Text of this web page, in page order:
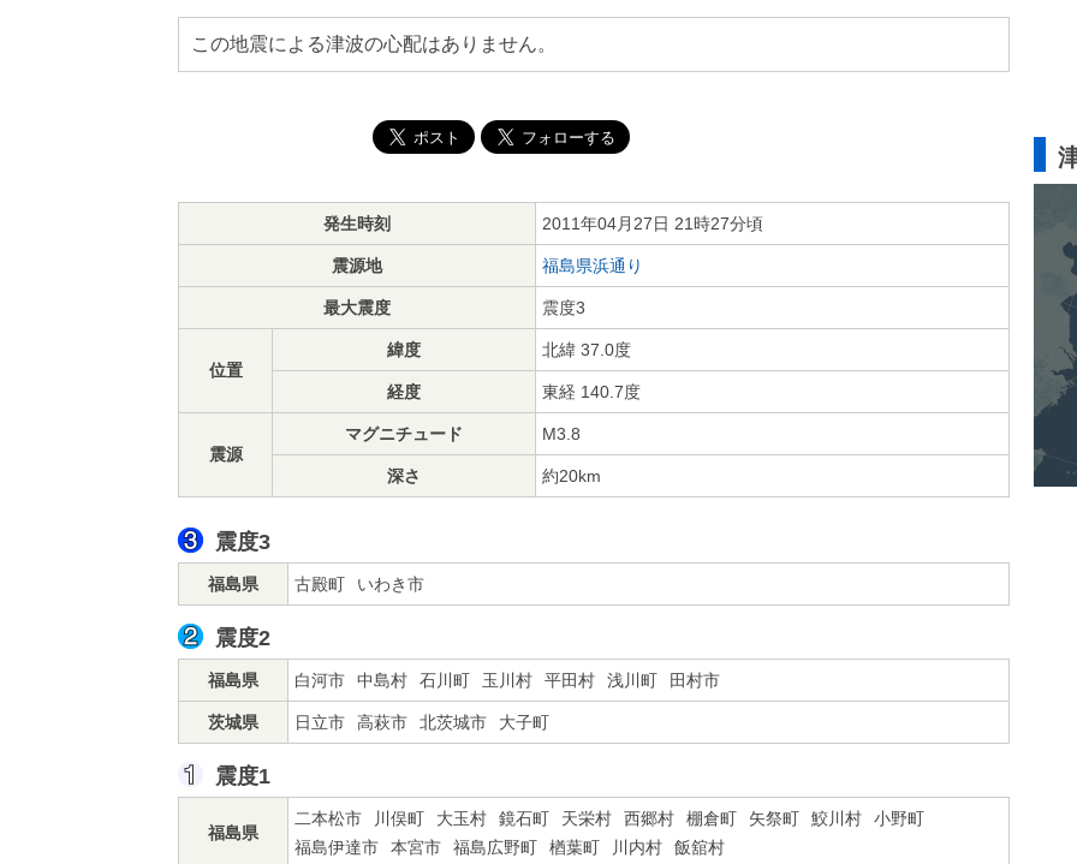
この地震による津波の心配はありません。
発生時刻 2011年04月27日 21時27分頃
震源地 福島県浜通り
最大震度 震度3
位置
緯度 北緯 37.0度
経度 東経 140.7度
震源
マグニチュード M3.8
深さ 約20km
震度3
福島県 古殿町 いわき市
震度2
福島県 白河市 中島村 石川町 玉川村 平田村 浅川町 田村市
茨城県 日立市 高萩市 北茨城市 大子町
震度1
福島県
二本松市 川俣町 大玉村 鏡石町 天栄村 西郷村 棚倉町 矢祭町 鮫川村
小野町
福島伊達市
本宮市 福島広野町 楢葉町 川内村 飯舘村